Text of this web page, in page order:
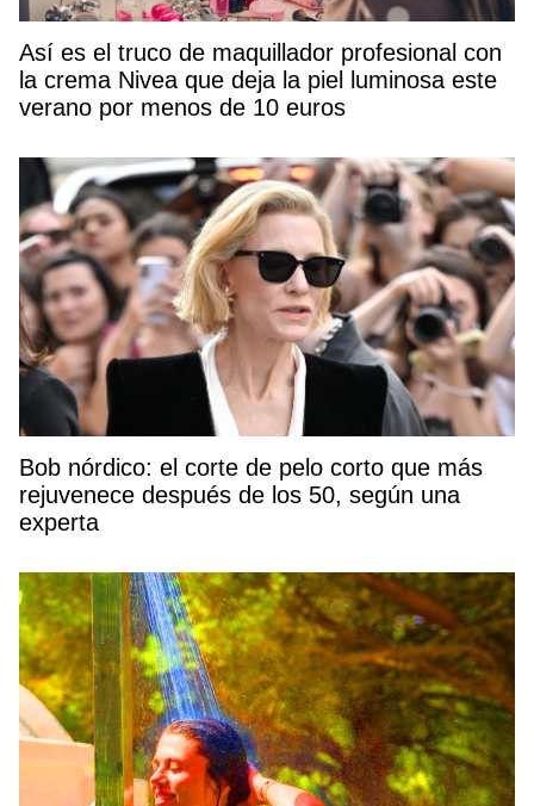
Así es el truco de maquillador profesional con
la crema Nivea que deja la piel luminosa este
verano por menos de 10 euros
Bob nórdico: el corte de pelo corto que más
rejuvenece después de los 50, según una
experta